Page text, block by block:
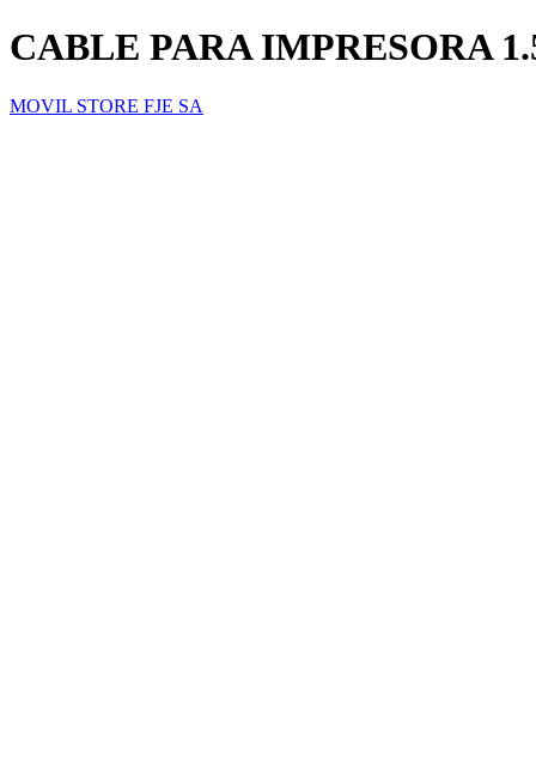
CABLE PARA IMPRESORA
MOVIL STORE FJE SA